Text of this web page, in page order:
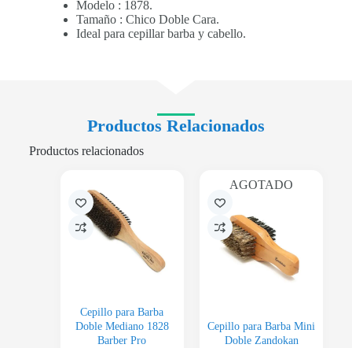
Modelo : 1878.
Tamaño : Chico Doble Cara.
Ideal para cepillar barba y cabello.
Productos Relacionados
Productos relacionados
Cepillo para Barba
Doble Mediano 1828
Barber Pro
AGOTADO
Cepillo para Barba Mini
Doble Zandokan